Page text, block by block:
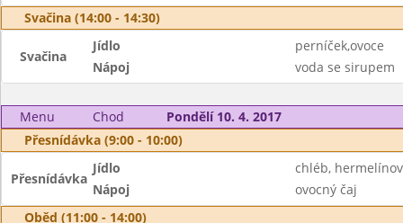
Svačina (14:00 - 14:30)
Svačina
Jídlo
perníček,ovoce
Nápoj
voda se sirupem
Menu Chod
Pondělí 10. 4. 2017
Přesnídávka (9:00 - 10:00)
Přesnídávka
Jídlo
chléb,
Nápoj
ovocný čaj
Oběd (11:00 - 14:00)